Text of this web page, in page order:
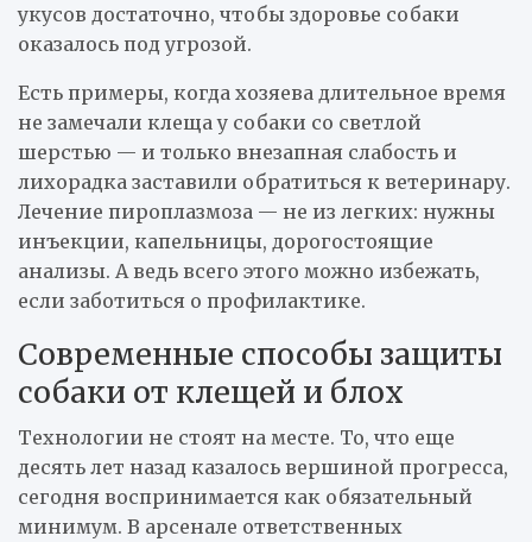
укусов достаточно, чтобы здоровье собаки
оказалось под угрозой.
Есть примеры, когда хозяева длительное время
не замечали клеща у собаки со светлой
шерстью — и только внезапная слабость и
лихорадка заставили обратиться к ветеринару.
Лечение пироплазмоза — не из легких: нужны
инъекции, капельницы, дорогостоящие
анализы. А ведь всего этого можно избежать,
если заботиться о профилактике.
Современные способы защиты
собаки от клещей и блох
Технологии не стоят на месте. То, что еще
десять лет назад казалось вершиной прогресса,
сегодня воспринимается как обязательный
минимум. В арсенале ответственных